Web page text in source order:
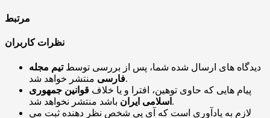
مرتبط
نظرات کاربران
دیدگاه های ارسال شده شما، پس از بررسی توسطتیم مجله
فارسیمنتشر خواهد شد.
پیام هایی که حاوی توهین، افترا و یا خلاف قوانین جمهوری
اسلامی ایران باشد منتشر نخواهد شد.
لازم به یادآوری است که آی پی شخص نظر دهنده ثبت می